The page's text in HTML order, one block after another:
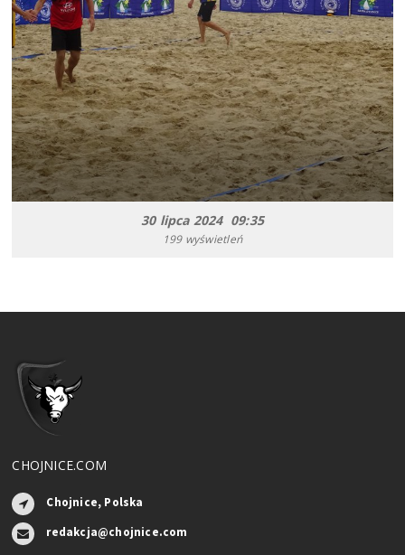
30 lipca 2024 09:35
199 wyświetleń
CHOJNICE.COM
Chojnice, Polska
redakcja@chojnice.com